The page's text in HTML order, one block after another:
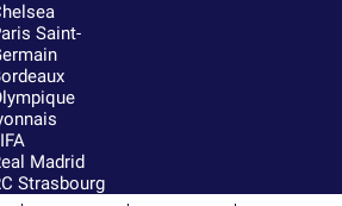
Saint-
Madrid
Strasbourg